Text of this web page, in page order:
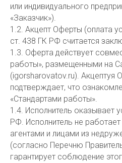
или индивидуального
«Заказчик»).
1.2. Акцепт Оферты (оплата
ст. 438 ГК РФ считается
1.3. Оферта действует
работы», размещенными на
(igorsharovatov.ru). Акцептуя
подтверждает, что
«Стандартами работы».
1.4. Исполнитель оказывает
РФ. Исполнитель не
агентами и лицами из
(согласно Перечню
гарантирует соблюдение